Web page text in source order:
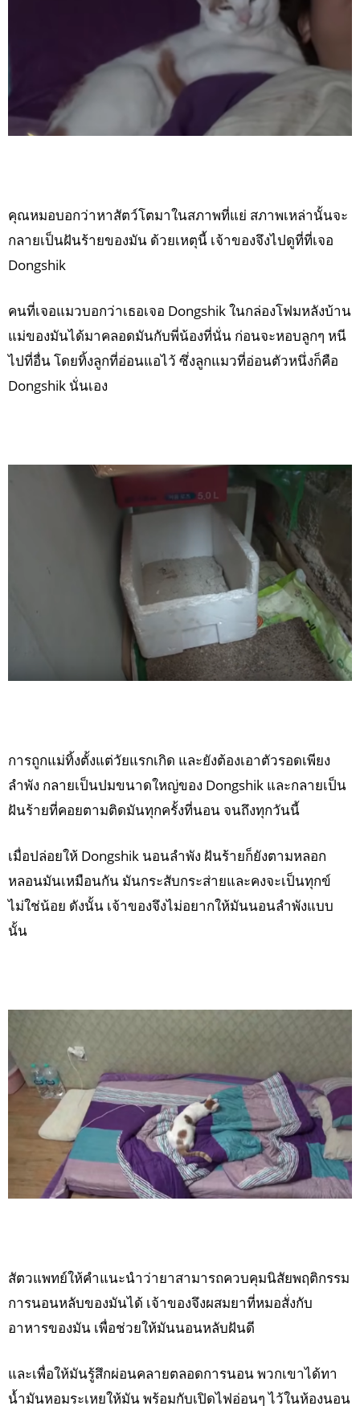
คุณหมอบอกว่าหาสัตว์โตมาในสภาพที่แย่ สภาพเหล่านั้นจะ
กลายเป็นฝันร้ายของมัน ด้วยเหตุนี้ เจ้าของจึงไปดูที่ที่เจอ
Dongshik
คนที่เจอแมวบอกว่าเธอเจอ Dongshik ในกล่องโฟมหลังบ้าน
แม่ของมันได้มาคลอดมันกับพี่น้องที่นั่น ก่อนจะหอบลูกๆ หนี
ไปที่อื่น โดยทิ้งลูกที่อ่อนแอไว้ ซึ่งลูกแมวที่อ่อนตัวหนึ่งก็คือ
Dongshik นั่นเอง
การถูกแม่ทิ้งตั้งแต่วัยแรกเกิด และยังต้องเอาตัวรอดเพียง
ลำพัง กลายเป็นปมขนาดใหญ่ของ Dongshik และกลายเป็น
ฝันร้ายที่คอยตามติดมันทุกครั้งที่นอน จนถึงทุกวันนี้
เมื่อปล่อยให้ Dongshik นอนลำพัง ฝันร้ายก็ยังตามหลอก
หลอนมันเหมือนกัน มันกระสับกระส่ายและคงจะเป็นทุกข์
ไม่ใช่น้อย ดังนั้น เจ้าของจึงไม่อยากให้มันนอนลำพังแบบ
นั้น
สัตวแพทย์ให้คำแนะนำว่ายาสามารถควบคุมนิสัยพฤติกรรม
การนอนหลับของมันได้ เจ้าของจึงผสมยาที่หมอสั่งกับ
อาหารของมัน เพื่อช่วยให้มันนอนหลับฝันดี
และเพื่อให้มันรู้สึกผ่อนคลายตลอดการนอน พวกเขาได้ทา
น้ำมันหอมระเหยให้มัน พร้อมกับเปิดไฟอ่อนๆ ไว้ในห้องนอน